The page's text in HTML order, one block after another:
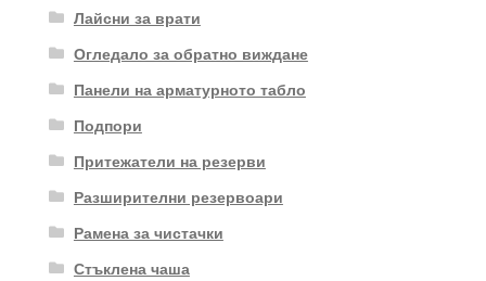
Лайсни за врати
Огледало за обратно виждане
Панели на арматурното табло
Подпори
Притежатели на резерви
Разширителни резервоари
Рамена за чистачки
Стъклена чаша